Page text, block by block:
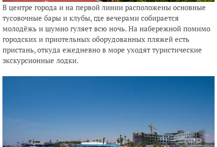
В центре города и на первой линии расположены основные
тусовочные бары и клубы, где вечерами собирается
молодёжь и шумно гуляет всю ночь. На набережной помимо
городских и приотельных оборудованных пляжей есть
пристань, откуда ежедневно в море уходят туристические
экскурсионные лодки.